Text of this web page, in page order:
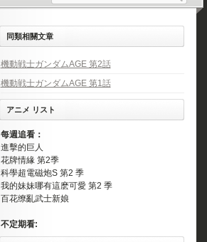
同類相關文章
機動戦士ガンダムAGE 第2話
機動戦士ガンダムAGE 第1話
アニメ リスト
每週追看：
進擊的巨人
花牌情緣 第2季
科學超電磁炮S 第2 季
我的妹妹哪有這麽可愛 第2 季
百花缭亂武士新娘
不定期看: